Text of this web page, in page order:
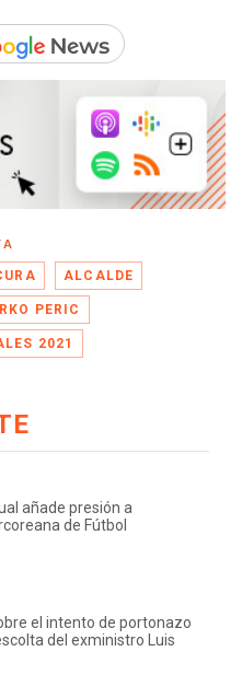
ALCALDE
PERIC
2021
añade presión a
de Fútbol
el intento de portonazo
del exministro Luis